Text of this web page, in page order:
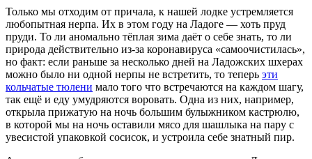
Только мы отходим от причала, к нашей лодке устремляется
любопытная нерпа. Их в этом году на Ладоге — хоть пруд
пруди. То ли аномально тёплая зима даёт о себе знать, то ли
природа действительно из-за коронавируса «самоочистилась»,
но факт: если раньше за несколько дней на Ладожских шхерах
можно было ни одной нерпы не встретить, то теперь эти
кольчатые тюлени мало того что встречаются на каждом шагу,
так ещё и еду умудряются воровать. Одна из них, например,
открыла прижатую на ночь большим булыжником кастрюлю,
в которой мы на ночь оставили мясо для шашлыка на пару с
увесистой упаковкой сосисок, и устроила себе знатный пир.